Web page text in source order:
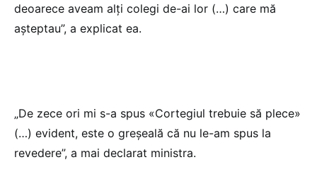
deoarece aveam alți colegi de-ai lor (…) care mă
așteptau”, a explicat ea.
„De zece ori mi s-a spus «Cortegiul trebuie să plece»
(…) evident, este o greșeală că nu le-am spus la
revedere”, a mai declarat ministra.